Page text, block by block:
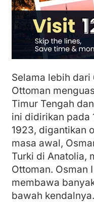
Selama lebih dari
Ottoman
Timur Tengah
ini didirikan pada
1923, digantikan
masa awal,
Turki di Anatolia,
Ottoman. Osman
membawa
bawah